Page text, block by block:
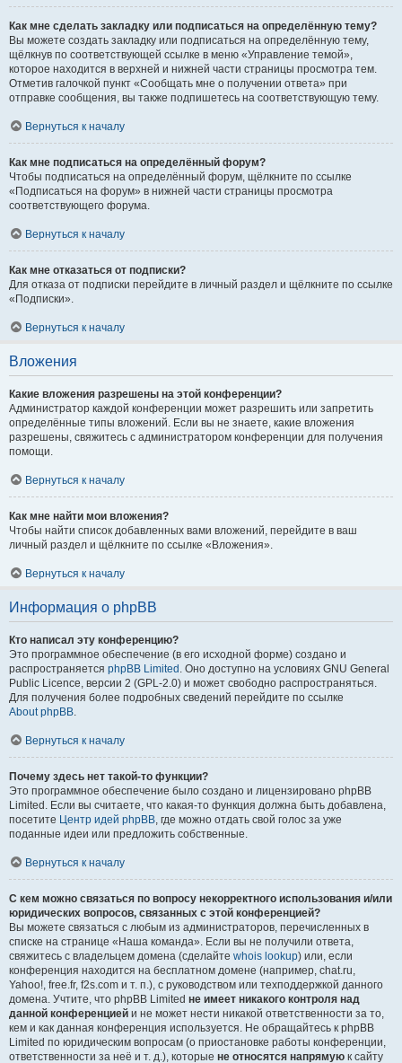
Как мне сделать закладку или подписаться на определённую тему?
Вы можете создать закладку или подписаться на определённую тему,
щёлкнув по соответствующей ссылке в меню «Управление темой»,
которое находится в верхней и нижней части страницы просмотра тем.
Отметив галочкой пункт «Сообщать мне о получении ответа» при
отправке сообщения, вы также подпишетесь на соответствующую тему.
Вернуться к началу
Как мне подписаться на определённый форум?
Чтобы подписаться на определённый форум, щёлкните по ссылке
«Подписаться на форум» в нижней части страницы просмотра
соответствующего форума.
Вернуться к началу
Как мне отказаться от подписки?
Для отказа от подписки перейдите в личный раздел и щёлкните по ссылке
«Подписки».
Вернуться к началу
Вложения
Какие вложения разрешены на этой конференции?
Администратор каждой конференции может разрешить или запретить
определённые типы вложений. Если вы не знаете, какие вложения
разрешены, свяжитесь с администратором конференции для получения
помощи.
Вернуться к началу
Как мне найти мои вложения?
Чтобы найти список добавленных вами вложений, перейдите в ваш
личный раздел и щёлкните по ссылке «Вложения».
Вернуться к началу
Информация о phpBB
Кто написал эту конференцию?
Это программное обеспечение (в его исходной форме) создано и
распространяется phpBB Limited . Оно доступно на условиях GNU General
Public Licence, версии 2 (GPL-2.0) и может свободно распространяться.
Для получения более подробных сведений перейдите по ссылке
About phpBB.
Вернуться к началу
Почему здесь нет такой-то функции?
Это программное обеспечение было создано и лицензировано phpBB
Limited. Если вы считаете, что какая-то функция должна быть добавлена,
посетите Центр идей phpBB, где можно отдать свой голос за уже
поданные идеи или предложить собственные.
Вернуться к началу
С кем можно связаться по вопросу некорректного использования и/или
юридических вопросов, связанных с этой конференцией?
Вы можете связаться с любым из администраторов, перечисленных в
списке на странице «Наша команда». Если вы не получили ответа,
свяжитесь с владельцем домена (сделайте whois lookup) или, если
конференция находится на бесплатном домене (например, chat.ru,
Yahoo!, free.fr, f2s.com и т. п.), с руководством или техподдержкой данного
домена. Учтите, что phpBB Limited не имеет никакого контроля над
данной конференцией и не может нести никакой ответственности за то,
кем и как данная конференция используется. Не обращайтесь к phpBB
Limited по юридическим вопросам (о приостановке работы конференции,
ответственности за неё и т. д.), которые не относятся напрямую к сайту